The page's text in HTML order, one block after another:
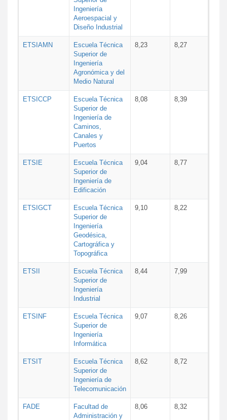
Ingeniería
Aeroespacial y
Diseño Industrial
ETSIAMN
Escuela Técnica
Superior de
Ingeniería
Agronómica y del
Medio Natural
8,23 8,27
ETSICCP
Escuela Técnica
Superior de
Ingeniería de
Caminos,
Canales y
Puertos
8,08 8,39
ETSIE
Escuela Técnica
Superior de
Ingeniería de
Edificación
9,04 8,77
ETSIGCT
Escuela Técnica
Superior de
Ingeniería
Geodésica,
Cartográfica y
Topográfica
9,10 8,22
ETSII
Escuela Técnica
Superior de
Ingeniería
Industrial
8,44 7,99
ETSINF
Escuela Técnica
Superior de
Ingeniería
Informática
9,07 8,26
ETSIT
Escuela Técnica
Superior de
Ingeniería de
Telecomunicación
8,62 8,72
FADE
Facultad de
Administración y
8,06 8,32